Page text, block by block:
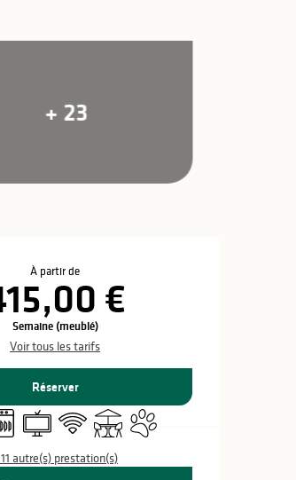
+ 23
et
À partir de
€
Semaine (meublé)
Voir tous les tarifs
Réserver
vaisselle
Télévision
WiFi TerrasseAnimaux acceptés
autre(s) prestation(s)